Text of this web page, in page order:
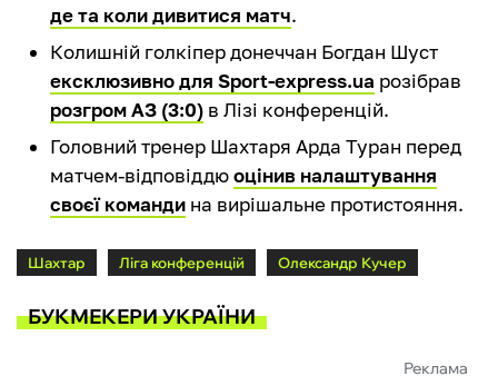
де та коли дивитися матч.
Колишній голкіпер донеччан Богдан Шуст
ексклюзивно для Sport-express.ua розібрав
розгром АЗ (3:0) в Лізі конференцій.
Головний тренер Шахтаря Арда Туран перед
матчем-відповіддюоцінив налаштування
своєї команди на вирішальне протистояння.
Шахтар Ліга конференцій Олександр Кучер
БУКМЕКЕРИ УКРАЇНИ
Реклама